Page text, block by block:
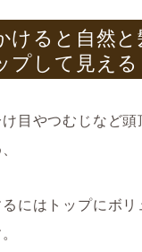
けると自然と
プして見える
目やつむじなど
にはトップにボリ